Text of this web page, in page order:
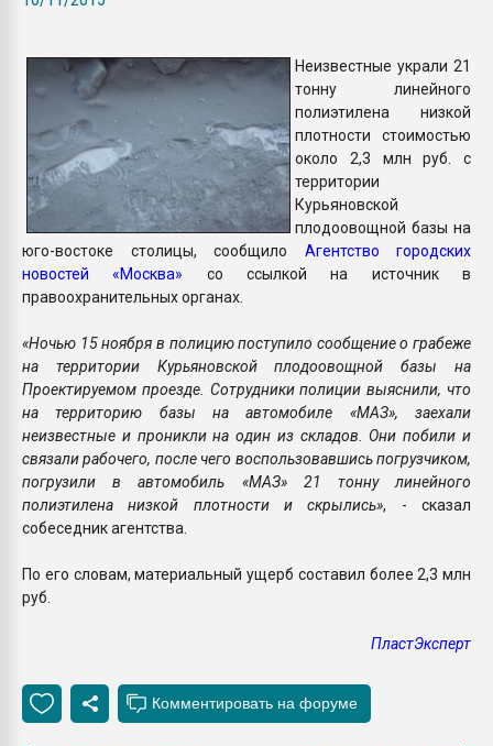
ПЕРЕЙТИ НА
Неизвестные украли 21
тонну линейного
полиэтилена низкой
плотности стоимостью
около 2,3 млн руб. с
территории
Курьяновской
плодоовощной базы на
юго-востоке столицы, сообщило Агентство городских
новостей «Москва» со ссылкой на источник в
правоохранительных органах.
«Ночью 15 ноября в полицию поступило сообщение о грабеже
на территории Курьяновской плодоовощной базы на
Проектируемом проезде. Сотрудники полиции выяснили, что
на территорию базы на автомобиле «МАЗ», заехали
неизвестные и проникли на один из складов. Они побили и
связали рабочего, после чего воспользовавшись погрузчиком,
погрузили в автомобиль «МАЗ» 21 тонну линейного
полиэтилена низкой плотности и скрылись», - сказал
собеседник агентства.
По его словам, материальный ущерб составил более 2,3 млн
руб.
ПластЭксперт